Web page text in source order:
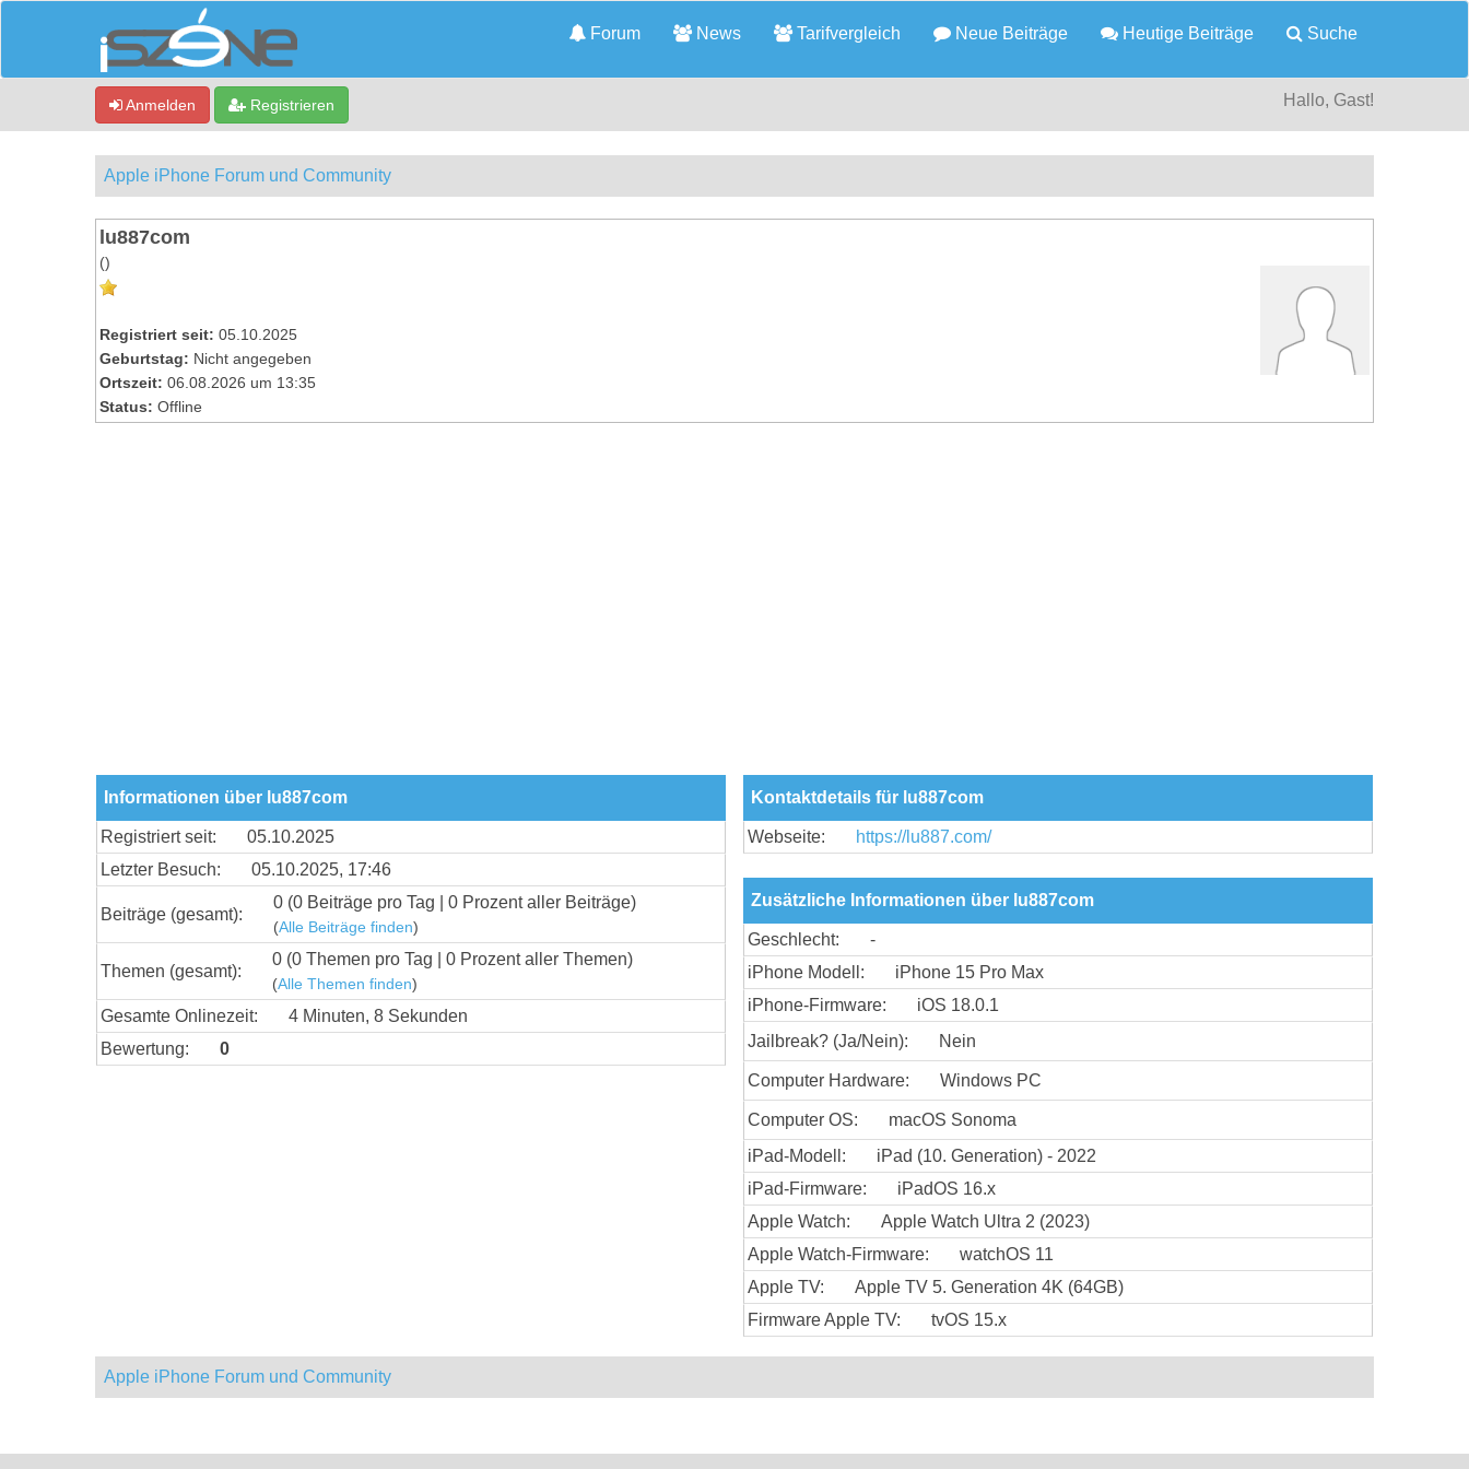
Forum News Tarifvergleich Neue Beiträge Heutige Beiträge Suche
Anmelden Registrieren Hallo, Gast!
Apple iPhone Forum und Community
lu887com
()
Registriert seit: 05.10.2025
Geburtstag: Nicht angegeben
Ortszeit: 06.08.2026 um 13:35
Status: Offline
Informationen über lu887com
Registriert seit:
05.10.2025
Letzter Besuch:
05.10.2025, 17:46
Beiträge (gesamt):
0 (0 Beiträge pro Tag | 0 Prozent aller Beiträge)
(Alle Beiträge finden)
Themen (gesamt):
0 (0 Themen pro Tag | 0 Prozent aller Themen)
(Alle Themen finden)
Gesamte Onlinezeit:
4 Minuten, 8 Sekunden
Bewertung:
0
Kontaktdetails für lu887com
Webseite: https://lu887.com/
Zusätzliche Informationen über lu887com
Geschlecht:
-
iPhone Modell:
iPhone 15 Pro Max
iPhone-Firmware:
iOS 18.0.1
Jailbreak? (Ja/Nein):
Nein
Computer Hardware: Windows PC
Computer OS:
macOS Sonoma
iPad-Modell:
iPad (10. Generation) - 2022
iPad-Firmware:
iPadOS 16.x
Apple Watch:
Apple Watch Ultra 2 (2023)
Apple Watch-Firmware:
watchOS 11
Apple TV:
Apple TV 5. Generation 4K (64GB)
Firmware Apple TV:
tvOS 15.x
Apple iPhone Forum und Community